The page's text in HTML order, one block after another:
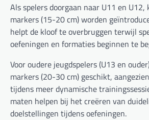
Als spelers doorgaan naar U11 en
markers (15-20 cm) worden
helpt de kloof te overbruggen terwijl
oefeningen en formaties beginnen te
Voor oudere jeugdspelers (U13 en
markers (20-30 cm) geschikt,
tijdens meer dynamische
maten helpen bij het creëren van
doelstellingen tijdens oefeningen.